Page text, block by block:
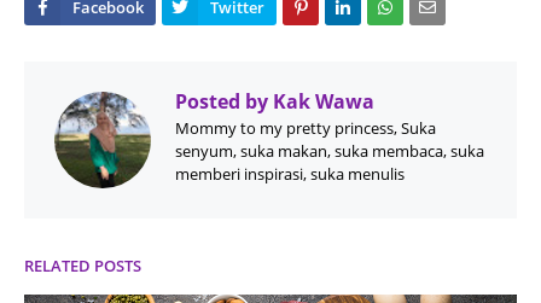
Posted by Kak Wawa
Mommy to my pretty princess, Suka
senyum, suka makan, suka membaca, suka
memberi inspirasi, suka menulis
RELATED POSTS